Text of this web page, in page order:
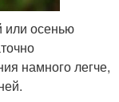
или осенью
намного легче,